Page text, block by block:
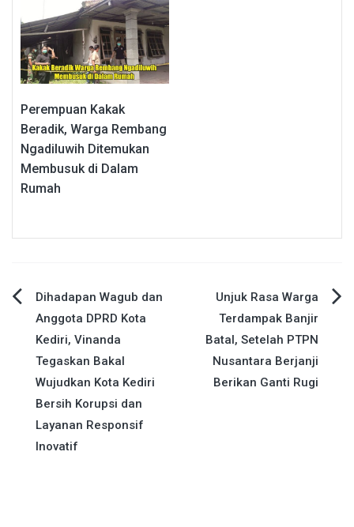
Perempuan Kakak
Beradik, Warga Rembang
Ngadiluwih Ditemukan
Membusuk di Dalam
Rumah
Navigasi
pos
Dihadapan Wagub dan
Anggota DPRD Kota
Kediri, Vinanda
Tegaskan Bakal
Wujudkan Kota Kediri
Bersih Korupsi dan
Layanan Responsif
Inovatif
Unjuk Rasa Warga
Terdampak Banjir
Batal, Setelah PTPN
Nusantara Berjanji
Berikan Ganti Rugi